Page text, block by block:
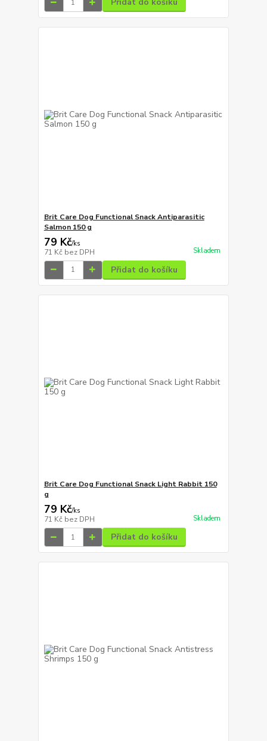
Přidat do košíku
Brit Care Dog Functional Snack Antiparasitic
Salmon 150 g
79 Kč/ks
71 Kč bez DPH Skladem
Přidat do košíku
Brit Care Dog Functional Snack Light Rabbit 150
g
79 Kč/ks
71 Kč bez DPH Skladem
Přidat do košíku